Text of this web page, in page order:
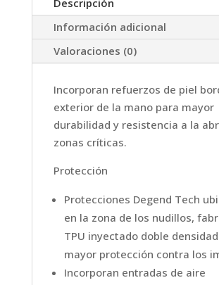
Información adicional
Valoraciones (0)
Incorporan refuerzos de piel
exterior de la mano para mayor
durabilidad y resistencia a la
zonas críticas.
Protección
Protecciones Degend Tech
en la zona de los nudillos,
TPU inyectado doble
mayor protección contra los
Incorporan entradas de aire